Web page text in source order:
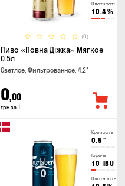
Плотность
10.4%
(0)
Пиво «Повна Діжка» Мягкое
0.5л
Светлое, Фильтрованное, 4.2°
0,00
грн за 1
Крепость
0.5 °
Горечь
10 IBU
Плотность